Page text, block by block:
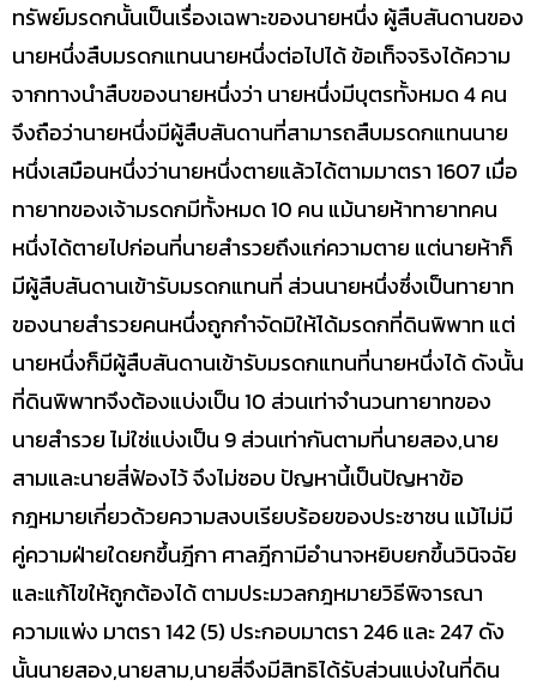
ทรัพย์มรดกนั้นเป็นเรื่องเฉพาะของนายหนึ่ง ผู้สืบสันดานของ
นายหนึ่งสืบมรดกแทนนายหนึ่งต่อไปได้ ข้อเท็จจริงได้ความ
จากทางนำสืบของนายหนึ่งว่า นายหนึ่งมีบุตรทั้งหมด 4 คน
จึงถือว่านายหนึ่งมีผู้สืบสันดานที่สามารถสืบมรดกแทนนาย
หนึ่งเสมือนหนึ่งว่านายหนึ่งตายแล้วได้ตามมาตรา 1607 เมื่อ
ทายาทของเจ้ามรดกมีทั้งหมด 10 คน แม้นายห้าทายาทคน
หนึ่งได้ตายไปก่อนที่นายสำรวยถึงแก่ความตาย แต่นายห้าก็
มีผู้สืบสันดานเข้ารับมรดกแทนที่ ส่วนนายหนึ่งซึ่งเป็นทายาท
ของนายสำรวยคนหนึ่งถูกกำจัดมิให้ได้มรดกที่ดินพิพาท แต่
นายหนึ่งก็มีผู้สืบสันดานเข้ารับมรดกแทนที่นายหนึ่งได้ ดังนั้น
ที่ดินพิพาทจึงต้องแบ่งเป็น 10 ส่วนเท่าจำนวนทายาทของ
นายสำรวย ไม่ใช่แบ่งเป็น 9 ส่วนเท่ากันตามที่นายสอง,นาย
สามและนายสี่ฟ้องไว้ จึงไม่ชอบ ปัญหานี้เป็นปัญหาข้อ
กฎหมายเกี่ยวด้วยความสงบเรียบร้อยของประชาชน แม้ไม่มี
คู่ความฝ่ายใดยกขึ้นฎีกา ศาลฎีกามีอำนาจหยิบยกขึ้นวินิจฉัย
และแก้ไขให้ถูกต้องได้ ตามประมวลกฎหมายวิธีพิจารณา
ความแพ่ง มาตรา 142 (5) ประกอบมาตรา 246 และ 247 ดัง
นั้นนายสอง,นายสาม,นายสี่จึงมีสิทธิได้รับส่วนแบ่งในที่ดิน